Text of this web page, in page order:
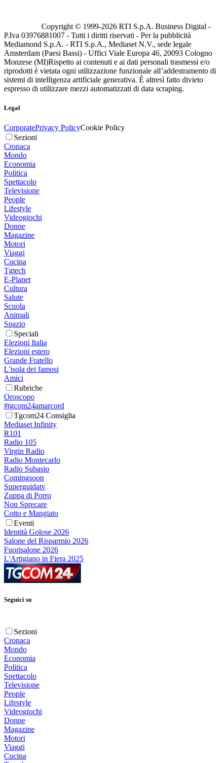
Copyright © 1999-2026 RTI S.p.A. Business Digital -
P.Iva 03976881007 - Tutti i diritti riservati - Per la pubblicità
Mediamond S.p.A. - RTI S.p.A., Mediaset N.V., sede legale
Amsterdam (Paesi Bassi) - Uffici Viale Europa 46, 20093 Cologno
Monzese (MI)Rispetto ai contenuti e ai dati personali trasmessi e/o
riprodotti è vietata ogni utilizzazione funzionale all’addestramento di
sistemi di intelligenza artificiale generativa. È altresì fatto divieto
espresso di utilizzare mezzi automatizzati di data scraping.
Legal
CorporatePrivacy PolicyCookie Policy
Sezioni
Cronaca
Mondo
Economia
Politica
Spettacolo
Televisione
People
Lifestyle
Videogiochi
Donne
Magazine
Motori
Viaggi
Cucina
Tgtech
E-Planet
Cultura
Salute
Scuola
Animali
Spazio
Speciali
Elezioni Italia
Elezioni estero
Grande Fratello
L'isola dei famosi
Amici
Rubriche
Oroscopo
#tgcom24amarcord
Tgcom24 Consiglia
Mediaset Infinity
R101
Radio 105
Virgin Radio
Radio Montecarlo
Radio Subasio
Comingsoon
Superguidatv
Zuppa di Porro
Non Sprecare
Cotto e Mangiato
Eventi
Identità Golose 2026
Salone del Risparmio 2026
Fuorisalone 2026
L'Artigiano in Fiera 2025
Seguici su
Sezioni
Cronaca
Mondo
Economia
Politica
Spettacolo
Televisione
People
Lifestyle
Videogiochi
Donne
Magazine
Motori
Viaggi
Cucina